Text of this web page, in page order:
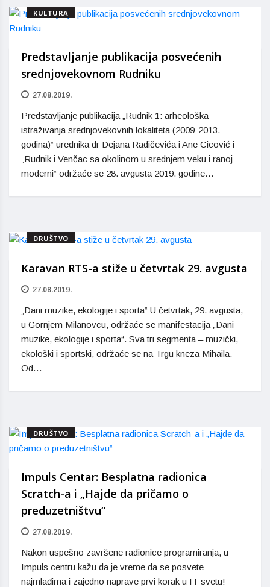
KULTURA
Predstavljanje publikacija posvećenih
srednjovekovnom Rudniku
27.08.2019.
Predstavljanje publikacija „Rudnik 1: arheološka
istraživanja srednjovekovnih lokaliteta (2009-2013.
godina)“ urednika dr Dejana Radičevića i Ane Cicović i
„Rudnik i Venčac sa okolinom u srednjem veku i ranoj
moderni“ održaće se 28. avgusta 2019. godine…
DRUŠTVO
Karavan RTS-a stiže u četvrtak 29. avgusta
27.08.2019.
„Dani muzike, ekologije i sporta“ U četvrtak, 29. avgusta,
u Gornjem Milanovcu, održaće se manifestacija „Dani
muzike, ekologije i sporta“. Sva tri segmenta – muzički,
ekološki i sportski, održaće se na Trgu kneza Mihaila.
Od…
DRUŠTVO
Impuls Centar: Besplatna radionica
Scratch-a i „Hajde da pričamo o
preduzetništvu“
27.08.2019.
Nakon uspešno završene radionice programiranja, u
Impuls centru kažu da je vreme da se posvete
najmlađima i zajedno naprave prvi korak u IT svetu!